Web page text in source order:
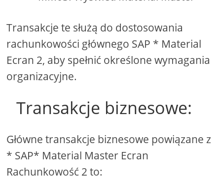
Transakcje te służą do dostosowania
rachunkowości głównego SAP * Material
Ecran 2, aby spełnić określone wymagania
organizacyjne.
Transakcje biznesowe:
Główne transakcje biznesowe powiązane z
* SAP* Material Master Ecran
Rachunkowość 2 to: